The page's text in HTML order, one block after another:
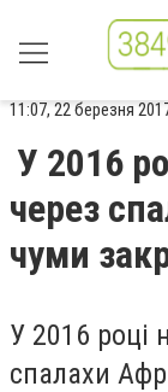
11:07, 22 березня
У 2016
через
чуми
У 2016 році
спалахи